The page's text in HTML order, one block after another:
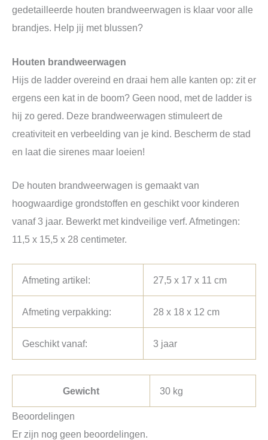
gedetailleerde houten brandweerwagen is klaar voor alle
brandjes. Help jij met blussen?
Houten brandweerwagen
Hijs de ladder overeind en draai hem alle kanten op: zit er
ergens een kat in de boom? Geen nood, met de ladder is
hij zo gered. Deze brandweerwagen stimuleert de
creativiteit en verbeelding van je kind. Bescherm de stad
en laat die sirenes maar loeien!
De houten brandweerwagen is gemaakt van
hoogwaardige grondstoffen en geschikt voor kinderen
vanaf 3 jaar. Bewerkt met kindveilige verf. Afmetingen:
11,5 x 15,5 x 28 centimeter.
Afmeting artikel: 27,5 x 17 x 11 cm
Afmeting verpakking: 28 x 18 x 12 cm
Geschikt vanaf: 3 jaar
Gewicht 30 kg
Beoordelingen
Er zijn nog geen beoordelingen.